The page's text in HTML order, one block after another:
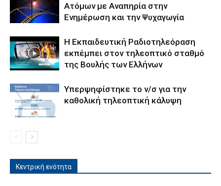
Ατόμων με Αναπηρία στην
Ενημέρωση και την Ψυχαγωγία
Η Εκπαιδευτική Ραδιοτηλεόραση
εκπέμπει στον τηλεοπτικό σταθμό
της Βουλής των Ελλήνων
Υπερψηφίστηκε το ν/σ για την
καθολική τηλεοπτική κάλυψη
Κεντρική ενότητα